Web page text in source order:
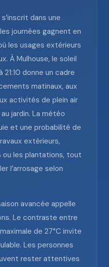
dans une
journées gagnent en
les usages extérieurs
À Mulhouse, le soleil
donne un cadre
matinaux, aux
activités de plein air
jardin. La météo
et une probabilité de
extérieurs,
ou les plantations, tout
l’arrosage selon
avancée appelle
Le contraste entre
de 27°C invite
Les personnes
rester attentives